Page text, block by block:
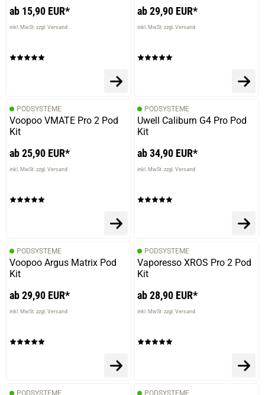
ab 15,90 EUR*
inkl. MwSt. zzgl. Versand
ab 29,90 EUR*
inkl. MwSt. zzgl. Versand
PODSYSTEME
Voopoo VMATE Pro 2 Pod
Kit
ab 25,90 EUR*
inkl. MwSt. zzgl. Versand
PODSYSTEME
Uwell Caliburn G4 Pro Pod
Kit
ab 34,90 EUR*
inkl. MwSt. zzgl. Versand
PODSYSTEME
Voopoo Argus Matrix Pod
Kit
ab 29,90 EUR*
inkl. MwSt. zzgl. Versand
PODSYSTEME
Vaporesso XROS Pro 2 Pod
Kit
ab 28,90 EUR*
inkl. MwSt. zzgl. Versand